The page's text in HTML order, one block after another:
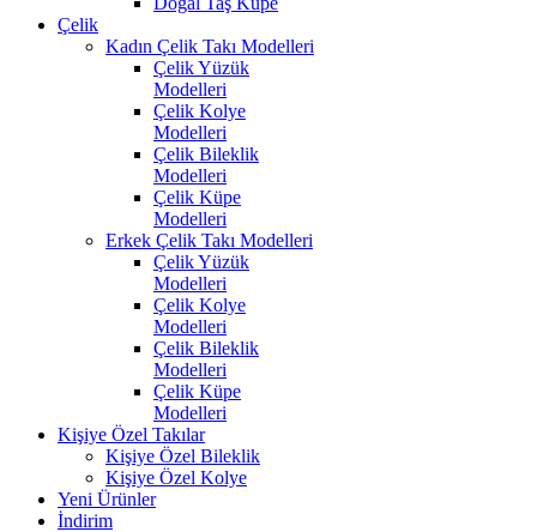
Çelik
Kadın Çelik Takı Modelleri
Çelik Yüzük
Modelleri
Çelik Kolye
Modelleri
Çelik Bileklik
Modelleri
Çelik Küpe
Modelleri
Erkek Çelik Takı Modelleri
Çelik Yüzük
Modelleri
Çelik Kolye
Modelleri
Çelik Bileklik
Modelleri
Çelik Küpe
Modelleri
Kişiye Özel Takılar
Kişiye Özel Bileklik
Kişiye Özel Kolye
Yeni Ürünler
İndirim